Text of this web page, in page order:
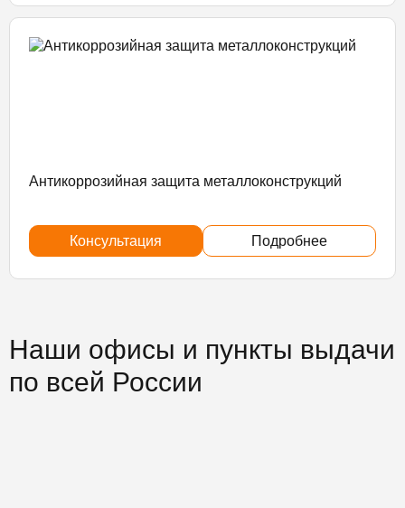
Антикоррозийная защита металлоконструкций
Консультация Подробнее
Наши офисы и пункты выдачи
по всей России